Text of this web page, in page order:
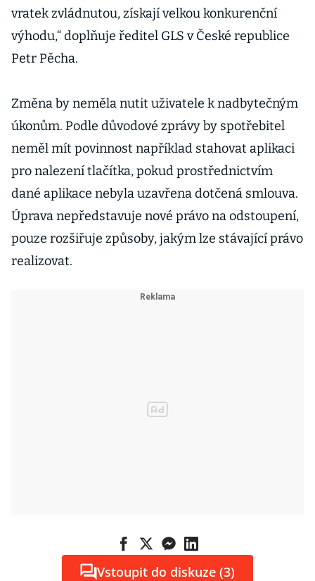
vratek zvládnutou, získají velkou konkurenční
výhodu,“ doplňuje ředitel GLS v České republice
Petr Pěcha.
Změna by neměla nutit uživatele k nadbytečným
úkonům. Podle důvodové zprávy by spotřebitel
neměl mít povinnost například stahovat aplikaci
pro nalezení tlačítka, pokud prostřednictvím
dané aplikace nebyla uzavřena dotčená smlouva.
Úprava nepředstavuje nové právo na odstoupení,
pouze rozšiřuje způsoby, jakým lze stávající právo
realizovat.
Vstoupit do diskuze (3)